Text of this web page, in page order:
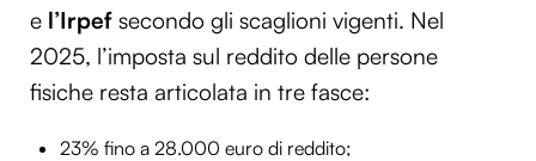
e l’Irpef secondo gli scaglioni vigenti. Nel
2025, l’imposta sul reddito delle persone
fisiche resta articolata in tre fasce:
23% fino a 28.000 euro di reddito;